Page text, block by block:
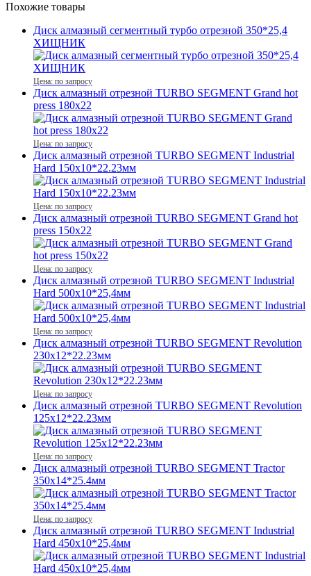
Похожие товары
Диск алмазный сегментный турбо отрезной 350*25,4
ХИЩНИК
Цена: по запросу
Диск алмазный отрезной TURBO SEGMENT Grand hot
press 180x22
Цена: по запросу
Диск алмазный отрезной TURBO SEGMENT Industrial
Hard 150x10*22.23мм
Цена: по запросу
Диск алмазный отрезной TURBO SEGMENT Grand hot
press 150x22
Цена: по запросу
Диск алмазный отрезной TURBO SEGMENT Industrial
Hard 500x10*25,4мм
Цена: по запросу
Диск алмазный отрезной TURBO SEGMENT Revolution
230x12*22.23мм
Цена: по запросу
Диск алмазный отрезной TURBO SEGMENT Revolution
125x12*22.23мм
Цена: по запросу
Диск алмазный отрезной TURBO SEGMENT Tractor
350x14*25.4мм
Цена: по запросу
Диск алмазный отрезной TURBO SEGMENT Industrial
Hard 450x10*25,4мм